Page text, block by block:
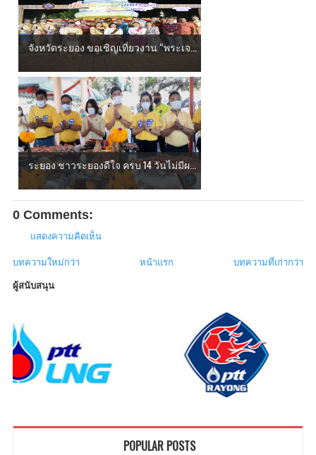
จังหวัดระยอง ขอเชิญเที่ยวงาน “พระเจ...
ระยอง ชาวระยองดีใจ ครบ 14 วันไม่มีผ...
0 Comments:
แสดงความคิดเห็น
บทความใหม่กว่า บทความที่เก่ากว่า
หน้าแรก
ผู้สนับสนุน
POPULAR POSTS